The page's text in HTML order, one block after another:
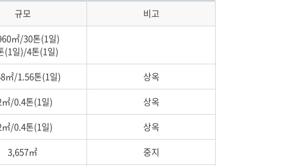
규모 비고
㎡/30톤(1일)
(1일)/4톤(1일)
㎡/1.56톤(1일)
상옥
/0.4톤(1일)
상옥
/0.4톤(1일)
상옥
3,657㎡
중지